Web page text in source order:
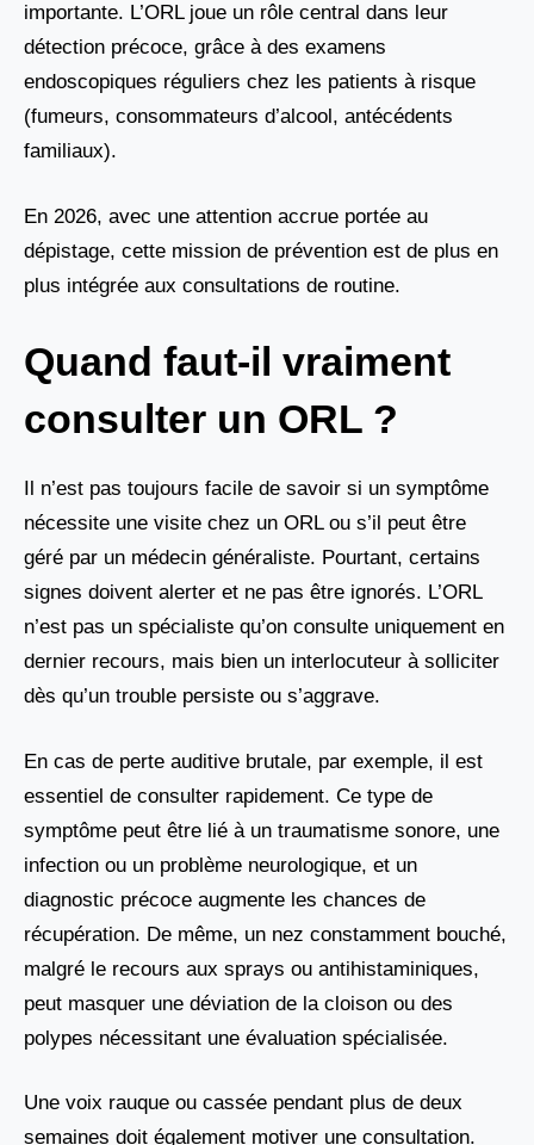
importante. L’ORL joue un rôle central dans leur
détection précoce, grâce à des examens
endoscopiques réguliers chez les patients à risque
(fumeurs, consommateurs d’alcool, antécédents
familiaux).
En 2026, avec une attention accrue portée au
dépistage, cette mission de prévention est de plus en
plus intégrée aux consultations de routine.
Quand faut-il vraiment
consulter un ORL ?
Il n’est pas toujours facile de savoir si un symptôme
nécessite une visite chez un ORL ou s’il peut être
géré par un médecin généraliste. Pourtant, certains
signes doivent alerter et ne pas être ignorés. L’ORL
n’est pas un spécialiste qu’on consulte uniquement en
dernier recours, mais bien un interlocuteur à solliciter
dès qu’un trouble persiste ou s’aggrave.
En cas de perte auditive brutale, par exemple, il est
essentiel de consulter rapidement. Ce type de
symptôme peut être lié à un traumatisme sonore, une
infection ou un problème neurologique, et un
diagnostic précoce augmente les chances de
récupération. De même, un nez constamment bouché,
malgré le recours aux sprays ou antihistaminiques,
peut masquer une déviation de la cloison ou des
polypes nécessitant une évaluation spécialisée.
Une voix rauque ou cassée pendant plus de deux
semaines doit également motiver une consultation.